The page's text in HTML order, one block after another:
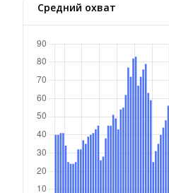
Средний охват